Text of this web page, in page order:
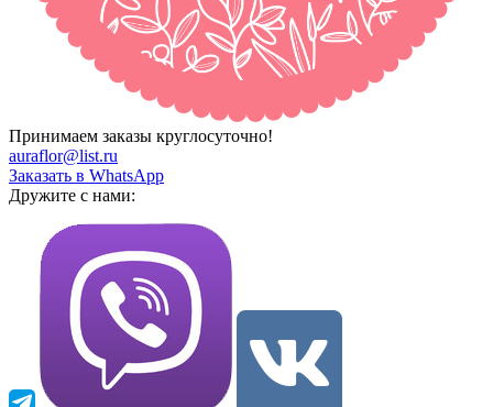
Принимаем заказы круглосуточно!
auraflor@list.ru
Заказать в WhatsApp
Дружите с нами: